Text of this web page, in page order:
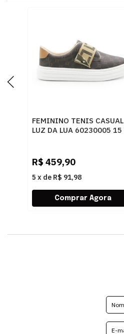
FEMININO TENIS CASUAL
LUZ DA LUA 60230005 15
R$ 459,90
5 x de R$ 91,98